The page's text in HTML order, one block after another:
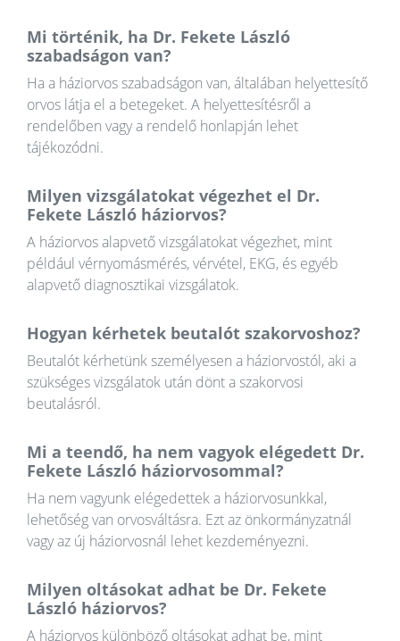
Mi történik, ha Dr. Fekete László
szabadságon van?
Ha a háziorvos szabadságon van, általában helyettesítő
orvos látja el a betegeket. A helyettesítésről a
rendelőben vagy a rendelő honlapján lehet
tájékozódni.
Milyen vizsgálatokat végezhet el Dr.
Fekete László háziorvos?
A háziorvos alapvető vizsgálatokat végezhet, mint
például vérnyomásmérés, vérvétel, EKG, és egyéb
alapvető diagnosztikai vizsgálatok.
Hogyan kérhetek beutalót szakorvoshoz?
Beutalót kérhetünk személyesen a háziorvostól, aki a
szükséges vizsgálatok után dönt a szakorvosi
beutalásról.
Mi a teendő, ha nem vagyok elégedett Dr.
Fekete László háziorvosommal?
Ha nem vagyunk elégedettek a háziorvosunkkal,
lehetőség van orvosváltásra. Ezt az önkormányzatnál
vagy az új háziorvosnál lehet kezdeményezni.
Milyen oltásokat adhat be Dr. Fekete
László háziorvos?
A háziorvos különböző oltásokat adhat be, mint